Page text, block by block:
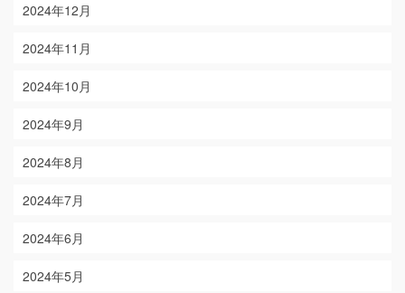
2024年12月
2024年11月
2024年10月
2024年9月
2024年8月
2024年7月
2024年6月
2024年5月